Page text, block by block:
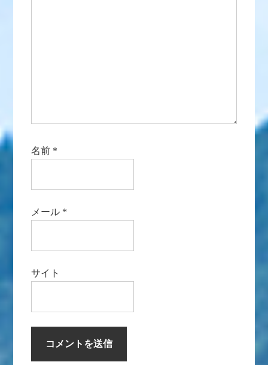
名前 *
メール *
サイト